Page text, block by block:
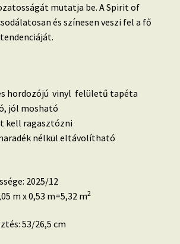
mutatja be. A Spirit of
és színesen veszi fel a fő
hordozójú vinyl felületű tapéta
jól mosható
kell ragasztózni
nélkül eltávolítható
2025/12
m x 0,53 m=5,32 m2
53/26,5 cm